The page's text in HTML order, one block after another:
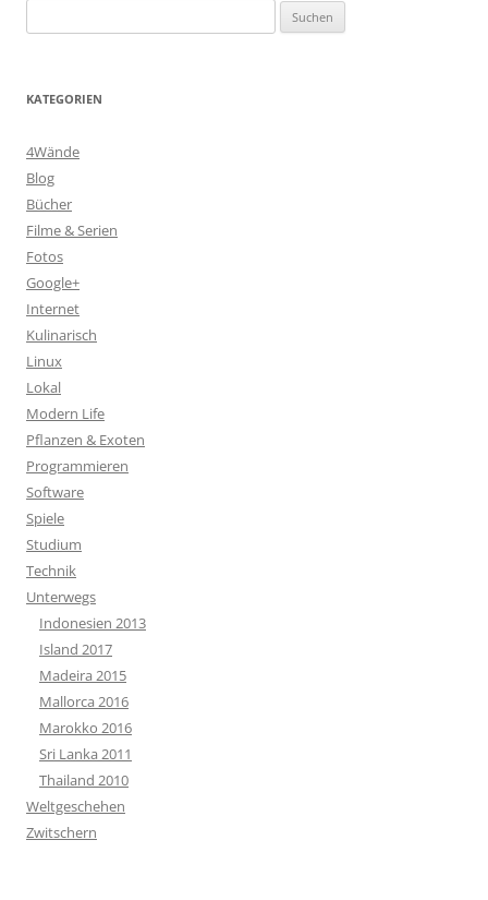
nach:
KATEGORIEN
4Wände
Blog
Bücher
Filme & Serien
Fotos
Google+
Internet
Kulinarisch
Linux
Lokal
Modern Life
Pflanzen & Exoten
Programmieren
Software
Spiele
Studium
Technik
Unterwegs
Indonesien 2013
Island 2017
Madeira 2015
Mallorca 2016
Marokko 2016
Sri Lanka 2011
Thailand 2010
Weltgeschehen
Zwitschern